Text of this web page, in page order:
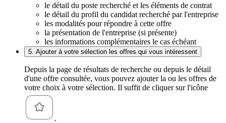
le détail du poste recherché et les éléments de contrat
le détail du profil du candidat recherché par l'entreprise
les modalités pour répondre à cette offre
la présentation de l'entreprise (si présente)
les informations complémentaires le cas échéant
5. Ajouter à votre sélection les offres qui vous intéressent
Depuis la page de résultats de recherche ou depuis le détail
d'une offre consultée, vous pouvez ajouter la ou les offres de
votre choix à votre sélection. Il suffit de cliquer sur l'icône
.